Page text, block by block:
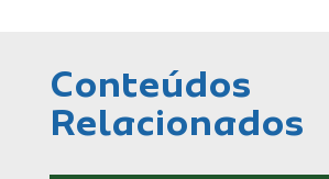
Conteúdos
Relacionados